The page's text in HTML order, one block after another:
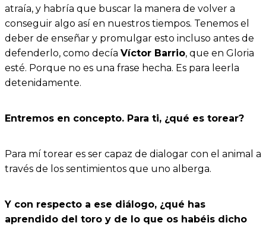
atraía, y habría que buscar la manera de volver a
conseguir algo así en nuestros tiempos. Tenemos el
deber de enseñar y promulgar esto incluso antes de
defenderlo, como decía Víctor Barrio, que en Gloria
esté. Porque no es una frase hecha. Es para leerla
detenidamente.
Entremos en concepto. Para ti, ¿qué es torear?
Para mí torear es ser capaz de dialogar con el animal a
través de los sentimientos que uno alberga.
Y con respecto a ese diálogo, ¿qué has
aprendido del toro y de lo que os habéis dicho